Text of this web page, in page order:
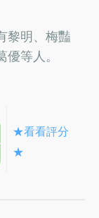
黎明、梅豔
等人。
★看看評分
★